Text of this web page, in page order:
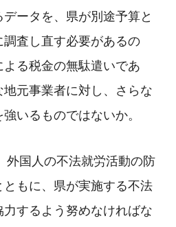
ータを、県が別途予算と
調査し直す必要があるの
る税金の無駄遣いであ
地元事業者に対し、さらな
いるものではないか。
国人の不法就労活動の防
ともに、県が実施する不法
するよう努めなければな